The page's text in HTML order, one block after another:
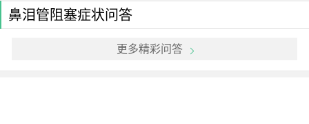
鼻泪管阻塞症状问答
更多精彩问答